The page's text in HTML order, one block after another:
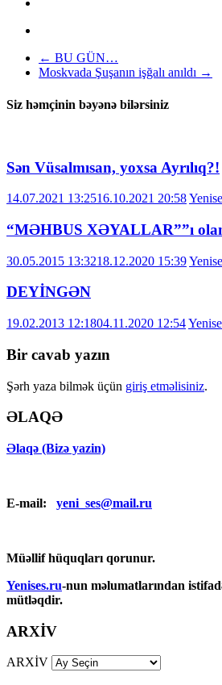
← BU GÜN…
Moskvada Şuşanın işğalı anıldı →
Siz həmçinin bəyənə bilərsiniz
Sən Vüsalmısan, yoxsa Ayrılıq?!
14.07.2021 13:2516.10.2021 20:58
“MƏHBUS XƏYALLAR””ı
30.05.2015 13:3218.12.2020 15:39
DEYİNGƏN
19.02.2013 12:1804.11.2020 12:54
Bir cavab yazın
Şərh yaza bilmək üçün giriş etməlisiniz.
ƏLAQƏ
Əlaqə (Bizə yazin)
E-mail: yeni_ses@mail.ru
Müəllif hüquqları qorunur.
Yenises.ru-nun məlumatlarından
mütləqdir.
ARXİV
ARXİV